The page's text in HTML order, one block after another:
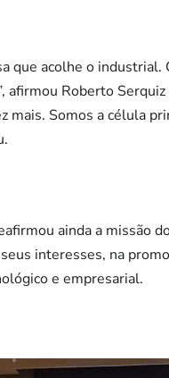
que acolhe o
afirmou Roberto
mais. Somos a célula
ainda a missão
interesses, na
e empresarial.